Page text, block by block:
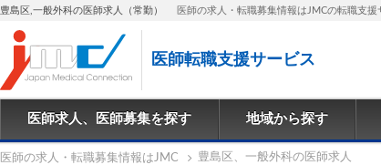
豊島区,一般外科の医師求人（常勤） 医師の求人・転職募集情報はJMCの転職支援
医師転職支援サービス
医師求人、医師募集を探す 地域から探す
医師の求人・転職募集情報はJMC 豊島区、一般外科の医師求人